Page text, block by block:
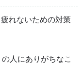
れないための対策
人にありがちなこ